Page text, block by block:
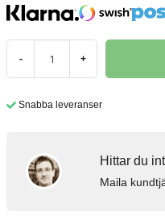
- +
Snabba leveranser
Hittar du
Maila